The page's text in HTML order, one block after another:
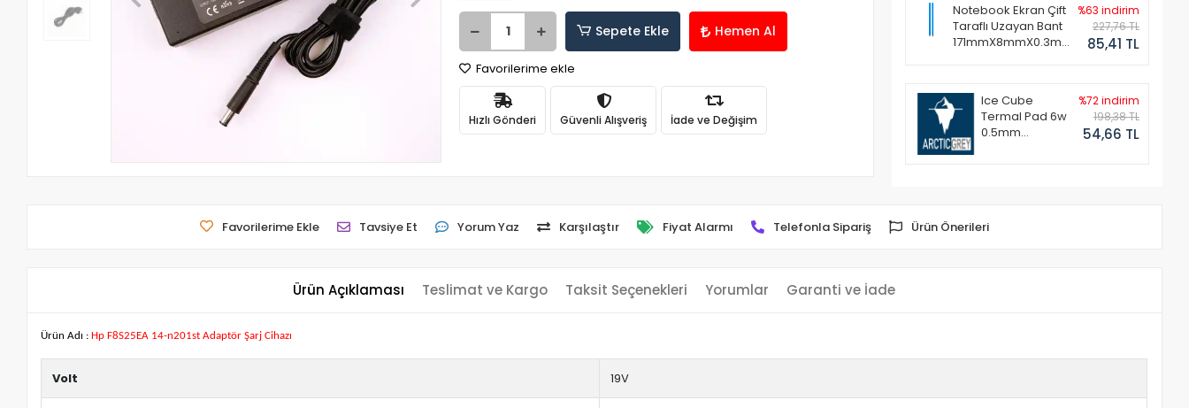
Sepete Ekle Hemen Al
Favorilerime ekle
Hızlı Gönderi Güvenli Alışveriş İade ve Değişim
Notebook Ekran Çift
Taraflı Uzayan Bant
171mmX8mmX0.3mm
%63 indirim
227,76 TL
85,41 TL
Ice Cube
Termal Pad 6w
0.5mm
%72 indirim
198,38 TL
54,66 TL
Favorilerime Ekle Tavsiye Et Yorum Yaz Karşılaştır Fiyat Alarmı Telefonla Sipariş Ürün Önerileri
Ürün Açıklaması Teslimat ve Kargo Taksit Seçenekleri Yorumlar Garanti ve İade
Ürün Adı : Hp F8S25EA 14-n201st Adaptör Şarj Cihazı
Volt 19V